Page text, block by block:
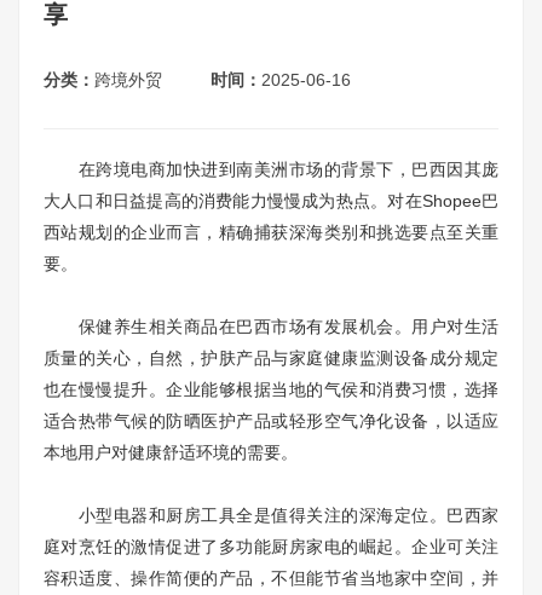
享
分类： 跨境外贸 时间： 2025-06-16
在跨境电商加快进到南美洲市场的背景下，巴西因其庞
大人口和日益提高的消费能力慢慢成为热点。对在Shopee巴
西站规划的企业而言，精确捕获深海类别和挑选要点至关重
要。
保健养生相关商品在巴西市场有发展机会。用户对生活
质量的关心，自然，护肤产品与家庭健康监测设备成分规定
也在慢慢提升。企业能够根据当地的气侯和消费习惯，选择
适合热带气候的防晒医护产品或轻形空气净化设备，以适应
本地用户对健康舒适环境的需要。
小型电器和厨房工具全是值得关注的深海定位。巴西家
庭对烹饪的激情促进了多功能厨房家电的崛起。企业可关注
容积适度、操作简便的产品，不但能节省当地家中空间，并